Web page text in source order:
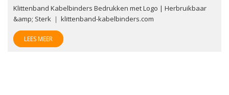
Klittenband Kabelbinders Bedrukken met Logo | Herbruikbaar
&amp; Sterk ｜ klittenband-kabelbinders.com
LEES MEER